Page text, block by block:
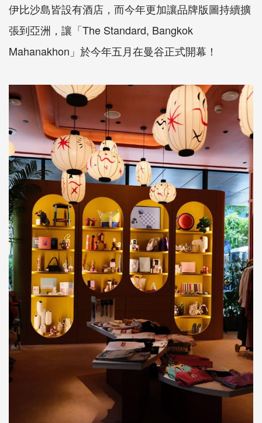
伊比沙島皆設有酒店，而今年更加讓品牌版圖持續擴
張到亞洲，讓「The Standard, Bangkok
Mahanakhon」於今年五月在曼谷正式開幕！